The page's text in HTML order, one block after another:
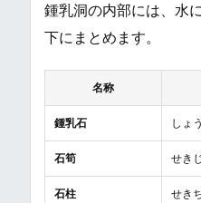
鍾乳洞の内部には、水
下にまとめます。
名称
鍾乳石 しょ
石筍 せき
石柱 せき